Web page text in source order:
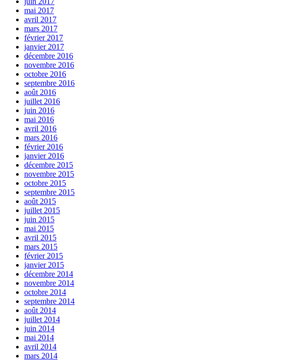
mai 2017
avril 2017
mars 2017
février 2017
janvier 2017
décembre 2016
novembre 2016
octobre 2016
septembre 2016
août 2016
juillet 2016
juin 2016
mai 2016
avril 2016
mars 2016
février 2016
janvier 2016
décembre 2015
novembre 2015
octobre 2015
septembre 2015
août 2015
juillet 2015
juin 2015
mai 2015
avril 2015
mars 2015
février 2015
janvier 2015
décembre 2014
novembre 2014
octobre 2014
septembre 2014
août 2014
juillet 2014
juin 2014
mai 2014
avril 2014
mars 2014